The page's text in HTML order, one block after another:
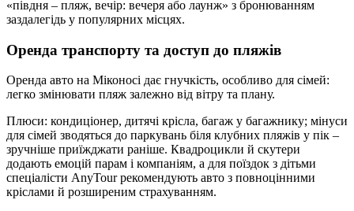
«півдня – пляж, вечір: вечеря або лаунж» з бронюванням
заздалегідь у популярних місцях.
Оренда транспорту та доступ до пляжів
Оренда авто на Міконосі дає гнучкість, особливо для сімей:
легко змінювати пляж залежно від вітру та плану.
Плюси: кондиціонер, дитячі крісла, багаж у багажнику; мінуси
для сімей зводяться до паркувань біля клубних пляжів у пік –
зручніше приїжджати раніше. Квадроцикли й скутери
додають емоцій парам і компаніям, а для поїздок з дітьми
спеціалісти AnyTour рекомендують авто з повноцінними
кріслами й розширеним страхуванням.